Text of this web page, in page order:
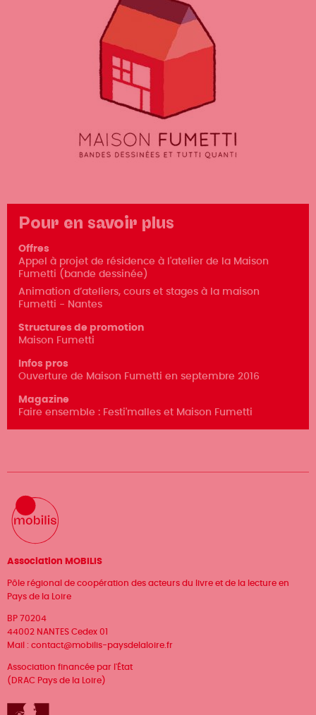
Pour en savoir plus
Offres
Appel à projet de résidence à l'atelier de la Maison
Fumetti (bande dessinée)
Animation d’ateliers, cours et stages à la maison
Fumetti - Nantes
Structures de promotion
Maison Fumetti
Infos pros
Ouverture de Maison Fumetti en septembre 2016
Magazine
Faire ensemble : Festi'malles et Maison Fumetti
Association MOBILIS
Pôle régional de coopération des acteurs du livre et de la lecture en
Pays de la Loire
BP 70204
44002 NANTES Cedex 01
Mail : contact@mobilis-paysdelaloire.fr
Association financée par l'État
(DRAC Pays de la Loire)